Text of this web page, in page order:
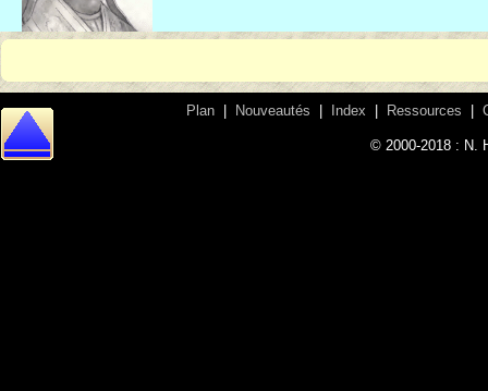
Plan Nouveautés Index Ressources
© 2000-2018 : N.